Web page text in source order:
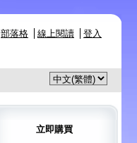
部落格 線上閱讀 登入
立即購買